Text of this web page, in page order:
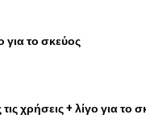
για το σκεύος
χρήσεις + λίγο για το